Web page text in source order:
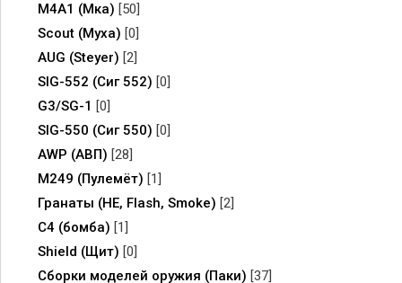
M4A1 (Мка) [50]
Scout (Муха) [0]
AUG (Steyer) [2]
SIG-552 (Сиг 552) [0]
G3/SG-1 [0]
SIG-550 (Сиг 550) [0]
AWP (АВП) [28]
M249 (Пулемёт) [1]
Гранаты (HE, Flash, Smoke) [2]
C4 (бомба) [1]
Shield (Щит) [0]
Сборки моделей оружия (Паки) [37]